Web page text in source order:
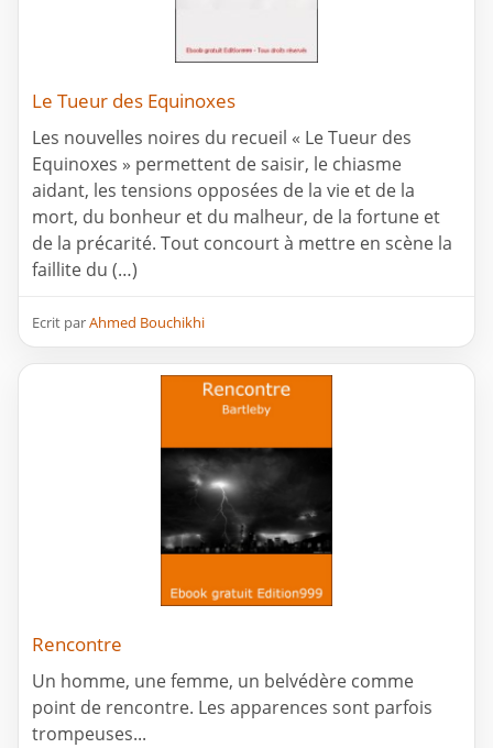
Le Tueur des Equinoxes
Les nouvelles noires du recueil « Le Tueur des
Equinoxes » permettent de saisir, le chiasme
aidant, les tensions opposées de la vie et de la
mort, du bonheur et du malheur, de la fortune et
de la précarité. Tout concourt à mettre en scène la
faillite du (…)
Ecrit parAhmed Bouchikhi
Rencontre
Un homme, une femme, un belvédère comme
point de rencontre. Les apparences sont parfois
trompeuses...